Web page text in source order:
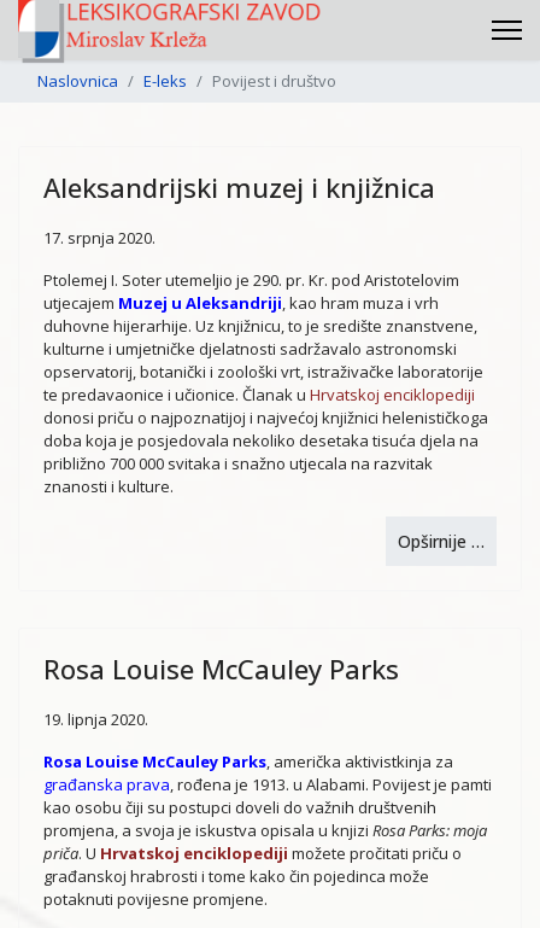
Naslovnica E-leks Povijest i društvo
Aleksandrijski muzej i knjižnica
17. srpnja 2020.
Ptolemej I. Soter utemeljio je 290. pr. Kr. pod Aristotelovim
utjecajem Muzej u Aleksandriji, kao hram muza i vrh
duhovne hijerarhije. Uz knjižnicu, to je središte znanstvene,
kulturne i umjetničke djelatnosti sadržavalo astronomski
opservatorij, botanički i zoološki vrt, istraživačke laboratorije
te predavaonice i učionice. Članak u Hrvatskoj enciklopediji
donosi priču o najpoznatijoj i najvećoj knjižnici helenističkoga
doba koja je posjedovala nekoliko desetaka tisuća djela na
približno 700 000 svitaka i snažno utjecala na razvitak
znanosti i kulture.
Opširnije …
Rosa Louise McCauley Parks
19. lipnja 2020.
Rosa Louise McCauley Parks, američka aktivistkinja za
građanska prava, rođena je 1913. u Alabami. Povijest je pamti
kao osobu čiji su postupci doveli do važnih društvenih
promjena, a svoja je iskustva opisala u knjizi Rosa Parks: moja
priča. U Hrvatskoj enciklopediji možete pročitati priču o
građanskoj hrabrosti i tome kako čin pojedinca može
potaknuti povijesne promjene.